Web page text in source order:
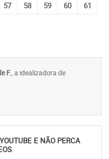
57 58 59 60
61
F., a idealizadora de
E NÃO PERCA